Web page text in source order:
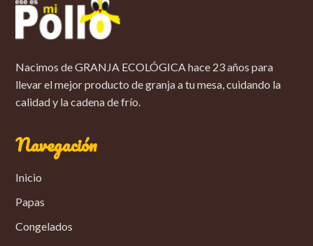
Nacimos de GRANJA ECOLÓGICA hace 23 años para
llevar el mejor producto de granja a tu mesa, cuidando la
calidad y la cadena de frío.
Navegación
Inicio
Papas
Congelados